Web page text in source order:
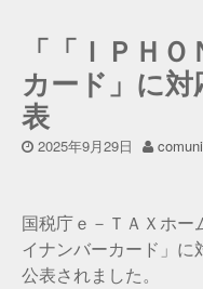
「「ＩＰＨ
カード」に
表
2025年9月29日
国税庁ｅ－ＴＡＸホー
イナンバーカー
公表されました。